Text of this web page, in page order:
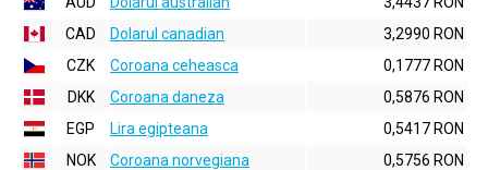
CAD
Dolarul canadian
3,2990 RON
CZK
Coroana ceheasca
0,1777 RON
DKK
Coroana daneza
0,5876 RON
EGP
Lira egipteana
0,5417 RON
NOK
Coroana norvegiana
0,5756 RON